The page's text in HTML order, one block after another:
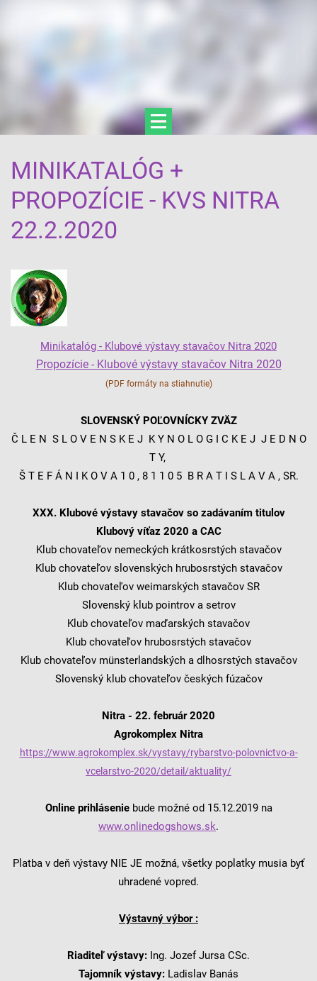
MINIKATALÓG +
PROPOZÍCIE - KVS NITRA
22.2.2020
Minikatalóg - Klubové výstavy stavačov Nitra 2020
Propozície - Klubové výstavy stavačov Nitra 2020
(PDF formáty na stiahnutie)
SLOVENSKÝ POĽOVNÍCKY ZVÄZ
Č L E N S L O V E N S K E J K Y N O L O G I C K E J J E D N O
T Y,
Š T E F Á N I K O V A 1 0 , 8 1 1 0 5 B R A T I S L A V A , SR.
XXX. Klubové výstavy stavačov so zadávaním titulov
Klubový víťaz 2020 a CAC
Klub chovateľov nemeckých krátkosrstých stavačov
Klub chovateľov slovenských hrubosrstých stavačov
Klub chovateľov weimarských stavačov SR
Slovenský klub pointrov a setrov
Klub chovateľov maďarských stavačov
Klub chovateľov hrubosrstých stavačov
Klub chovateľov münsterlandských a dlhosrstých stavačov
Slovenský klub chovateľov českých fúzačov
Nitra - 22. február 2020
Agrokomplex Nitra
https://www.agrokomplex.sk/vystavy/rybarstvo-polovnictvo-a-
vcelarstvo-2020/detail/aktuality/
Online prihláseniebude možné od 15.12.2019 na
www.onlinedogshows.sk.
Platba v deň výstavy NIE JE možná, všetky poplatky musia byť
uhradené vopred.
Výstavný výbor :
Riaditeľ výstavy: Ing. Jozef Jursa CSc.
Tajomník výstavy: Ladislav Banás